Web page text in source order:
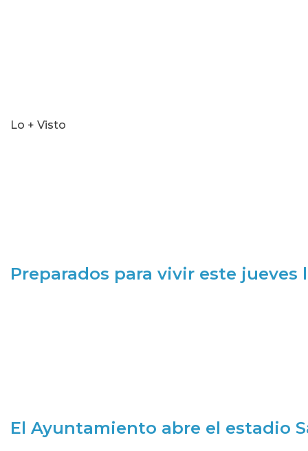
Lo + Visto
Preparados para vivir este jueves
El Ayuntamiento abre el estadio